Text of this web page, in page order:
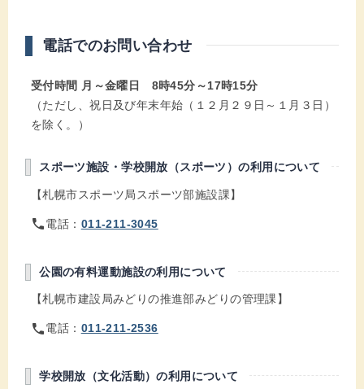
電話でのお問い合わせ
受付時間 月～金曜日 8時45分～17時15分
（ただし、祝日及び年末年始（１２月２９日～１月３日）
を除く。）
スポーツ施設・学校開放（スポーツ）の利用について
【札幌市スポーツ局スポーツ部施設課】
phone電話： 011-211-3045
公園の有料運動施設の利用について
【札幌市建設局みどりの推進部みどりの管理課】
phone電話： 011-211-2536
学校開放（文化活動）の利用について